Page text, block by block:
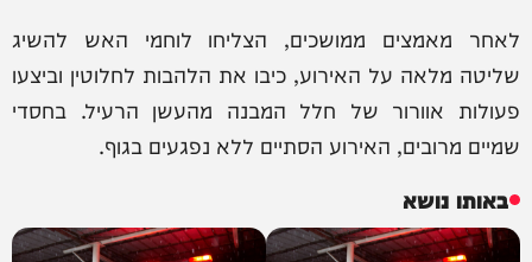
לאחר מאמצים ממושכים, הצליחו לוחמי האש להשיג
שליטה מלאה על האירוע, כיבו את הלהבות לחלוטין וביצעו
פעולות אוורור של חלל המבנה מהעשן הרעיל. בחסדי
שמיים מרובים, האירוע הסתיים ללא נפגעים בגוף.
באותו נושא